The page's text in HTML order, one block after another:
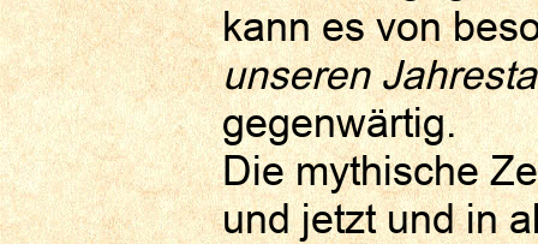
kann es von
unseren
gegenwärtig.
Die mythische
und jetzt und in